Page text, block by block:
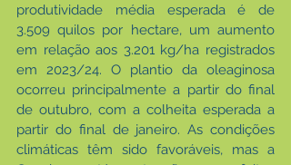
produtividade média esperada é de
3.509 quilos por hectare, um aumento
em relação aos 3.201 kg/ha registrados
em 2023/24. O plantio da oleaginosa
ocorreu principalmente a partir do final
de outubro, com a colheita esperada a
partir do final de janeiro. As condições
climáticas têm sido favoráveis, mas a